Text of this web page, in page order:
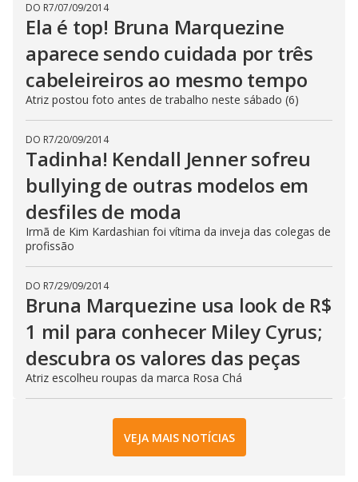
DO R7/07/09/2014
Ela é top! Bruna Marquezine
aparece sendo cuidada por três
cabeleireiros ao mesmo tempo
Atriz postou foto antes de trabalho neste sábado (6)
DO R7/20/09/2014
Tadinha! Kendall Jenner sofreu
bullying de outras modelos em
desfiles de moda
Irmã de Kim Kardashian foi vítima da inveja das colegas de
profissão
DO R7/29/09/2014
Bruna Marquezine usa look de R$
1 mil para conhecer Miley Cyrus;
descubra os valores das peças
Atriz escolheu roupas da marca Rosa Chá
VEJA MAIS NOTÍCIAS